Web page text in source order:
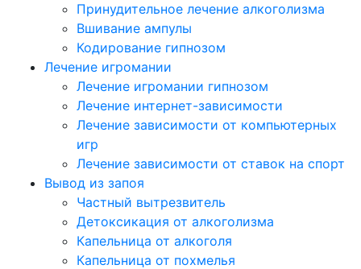
Принудительное лечение алкоголизма
Вшивание ампулы
Кодирование гипнозом
Лечение игромании
Лечение игромании гипнозом
Лечение интернет-зависимости
Лечение зависимости от компьютерных
игр
Лечение зависимости от ставок на спорт
Вывод из запоя
Частный вытрезвитель
Детоксикация от алкоголизма
Капельница от алкоголя
Капельница от похмелья